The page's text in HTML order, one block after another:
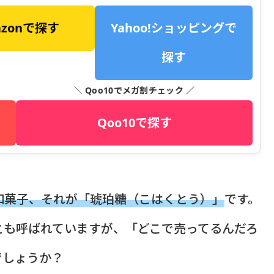
で探す
Yahoo!ショッピングで
探す
＼ Qoo10でメガ割チェック ／
Qoo10で探す
子、それが「琥珀糖（こはくとう）」です。
呼ばれていますが、「どこで売ってるんだろ
ょうか？